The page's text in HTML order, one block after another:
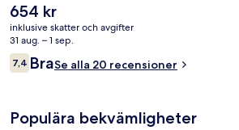
Det
nuvarande
priset
är
654 kr
654 kr
inklusive skatter och avgifter
31 aug. – 1 sep.
Recensioner
7,47,4 av 10,
BraSe alla 20 recensioner
Populära bekvämligheter